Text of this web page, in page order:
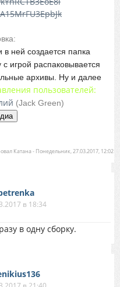
в ней создается папка
игрой распаковывается
архивы. Ну и далее
пользователей:
(Jack Green)
Катана- Понедельник, 27.03.2017, 12:02
в 18:34
в одну сборку.